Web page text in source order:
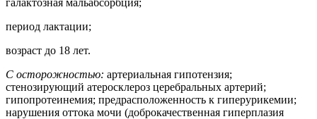
период лактации;
возраст до 18 лет.
С осторожностью: артериальная гипотензия;
стенозирующий атеросклероз церебральных артерий;
гипопротеинемия; предрасположенность к гиперурикемии;
нарушения оттока мочи (доброкачественная гиперплазия